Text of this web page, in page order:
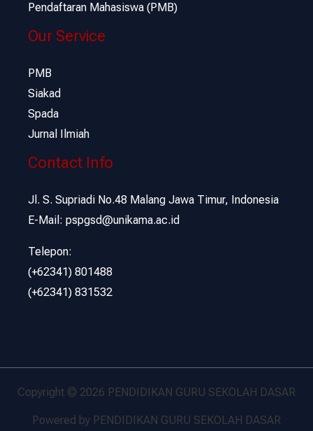
Pendaftaran Mahasiswa (PMB)
Our Service
PMB
Siakad
Spada
Jurnal Ilmiah
Contact Info
Jl. S. Supriadi No.48 Malang Jawa Timur, Indonesia
E-Mail: pspgsd@unikama.ac.id
Telepon:
(+62341) 801488
(+62341) 831532
Copyright © 2026 PENDIDIKAN GURU SEKOLAH DASAR
Powered by PENDIDIKAN GURU SEKOLAH DASAR